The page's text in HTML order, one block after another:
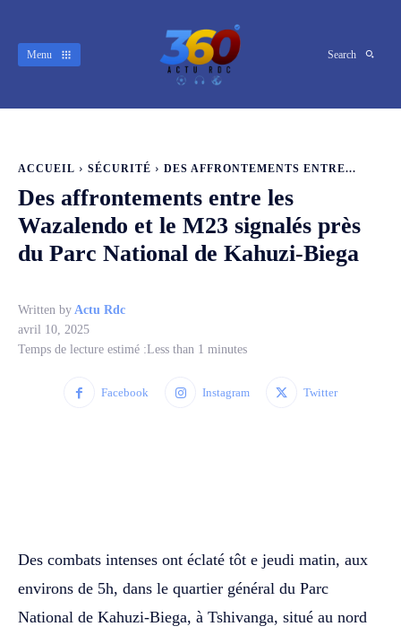
Menu Search
ACCUEIL SÉCURITÉ DES AFFRONTEMENTS ENTRE...
Des affrontements entre les
Wazalendo et le M23 signalés près
du Parc National de Kahuzi-Biega
Written by Actu Rdc
avril 10, 2025
Temps de lecture estimé :Less than 1 minutes
Facebook Instagram Twitter
Des combats intenses ont éclaté tôt e jeudi matin, aux
environs de 5h, dans le quartier général du Parc
National de Kahuzi-Biega, à Tshivanga, situé au nord